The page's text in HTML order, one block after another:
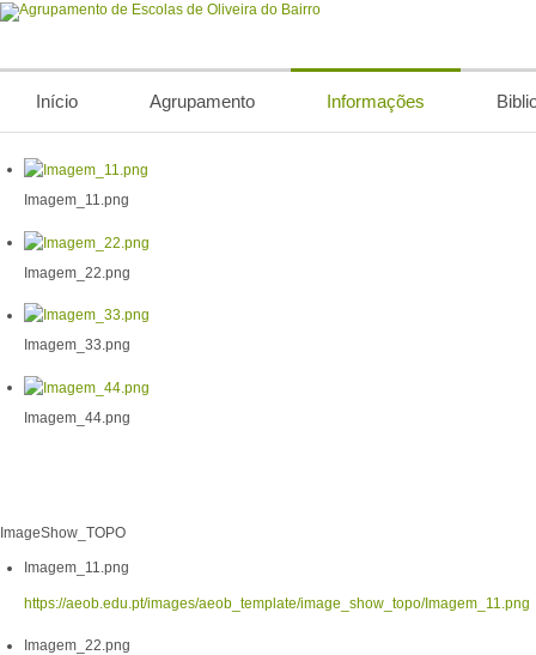
Início Agrupamento Informações
Imagem_11.png
Imagem_22.png
Imagem_33.png
Imagem_44.png
ImageShow_TOPO
Imagem_11.png
https://aeob.edu.pt/images/aeob_template/image_show_topo/Imagem_11.png
Imagem_22.png